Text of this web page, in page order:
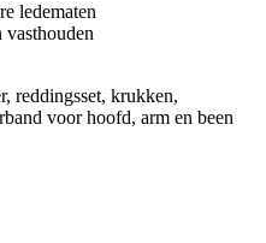
ledematen
reddingsset, krukken,
voor hoofd, arm en been